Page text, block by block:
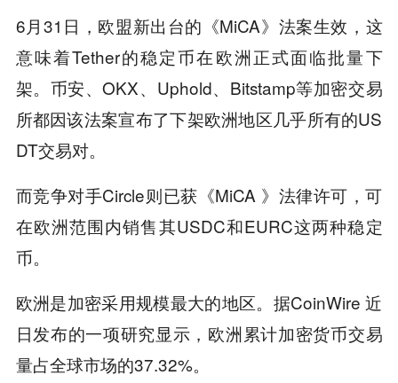
6月31日，欧盟新出台的《MiCA》法案生效，这
意味着Tether的稳定币在欧洲正式面临批量下
架。币安、OKX、Uphold、Bitstamp等加密交易
所都因该法案宣布了下架欧洲地区几乎所有的US
DT交易对。
而竞争对手Circle则已获《MiCA 》法律许可，可
在欧洲范围内销售其USDC和EURC这两种稳定
币。
欧洲是加密采用规模最大的地区。据CoinWire 近
日发布的一项研究显示，欧洲累计加密货币交易
量占全球市场的37.32%。